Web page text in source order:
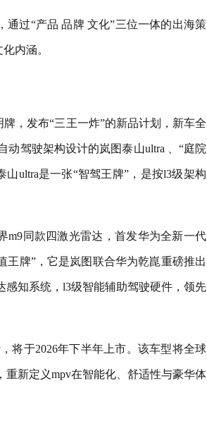
过“产品 品牌 文化”三位一体的出海策
内涵。
，发布“三王一炸”的新品计划，新车全
动驾驶架构设计的岚图泰山ultra 、“庭院
ultra是一张“智驾王牌”，是按l3级架构
m9同款四激光雷达，首发华为全新一代
王牌”，它是岚图联合华为乾崑重磅推出
感知系统，l3级智能辅助驾驶硬件，领先
将于2026年下半年上市。该车型将全球
重新定义mpv在智能化、舒适性与豪华体